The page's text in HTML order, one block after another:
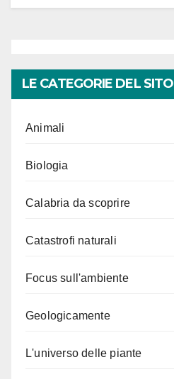
LE CATEGORIE DEL SITO
Animali
Biologia
Calabria da scoprire
Catastrofi naturali
Focus sull'ambiente
Geologicamente
L'universo delle piante